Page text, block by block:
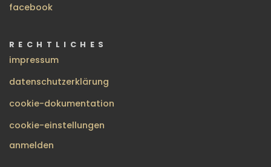
facebook
RECHTLICHES
impressum
datenschutzerklärung
cookie-dokumentation
cookie-einstellungen
BENUTZERMENÜ
anmelden